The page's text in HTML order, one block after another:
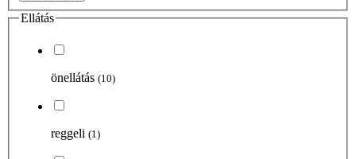
Ellátás
önellátás (10)
reggeli (1)